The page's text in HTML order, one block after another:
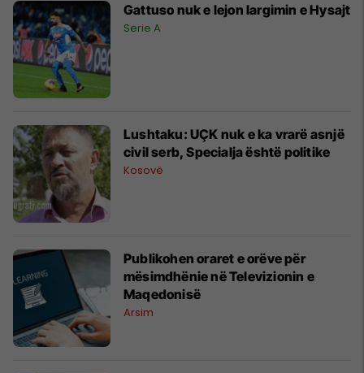
Gattuso nuk e lejon largimin e Hysajt
Serie A
Lushtaku: UÇK nuk e ka vrarë asnjë
civil serb, Specialja është politike
Kosovë
Publikohen oraret e orëve për
mësimdhënie në Televizionin e
Maqedonisë
Arsim